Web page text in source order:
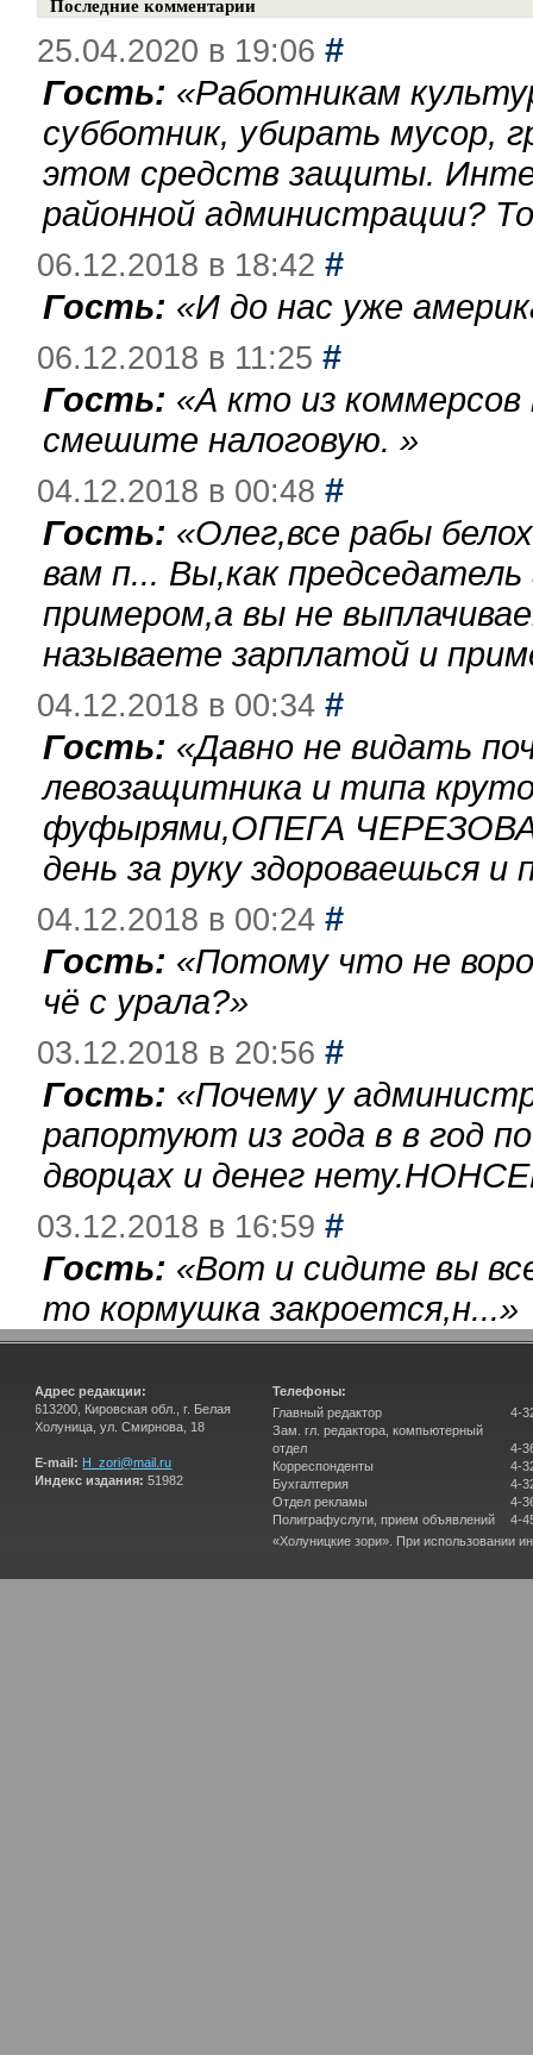
25.04.2020 в 19:06 #
Гость: «Работникам
субботник, убирать мусор,
этом средств защиты.
районной администрации?
06.12.2018 в 18:42 #
Гость: «И до нас уже
06.12.2018 в 11:25 #
Гость: «А кто из
смешите налоговую. »
04.12.2018 в 00:48 #
Гость: «Олег,все рабы
вам п... Вы,как
примером,а вы не
называете зарплатой и
04.12.2018 в 00:34 #
Гость: «Давно не видать
левозащитника и типа
фуфырями,ОПЕГА
день за руку здороваешься
04.12.2018 в 00:24 #
Гость: «Потому что не
чё с урала?»
03.12.2018 в 20:56 #
Гость: «Почему у
рапортуют из года в в год
дворцах и денег
03.12.2018 в 16:59 #
Гость: «Вот и сидите вы
то кормушка закроется,н...»
Адрес редакции:
613200, Кировская обл., г. Белая
Холуница, ул. Смирнова, 18
E-mail: H_zori@mail.ru
Индекс издания: 51982
Телефоны:
Главный редактор
Зам. гл. редактора, компьютерный
отдел
Корреспонденты
Бухгалтерия
Отдел рекламы
Полиграфуслуги, прием объявлений
4-
4-
4-
4-
4-
4-
«Холуницкие зори». При использовании